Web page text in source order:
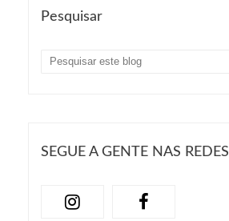
Pesquisar
SEGUE A GENTE NAS REDES